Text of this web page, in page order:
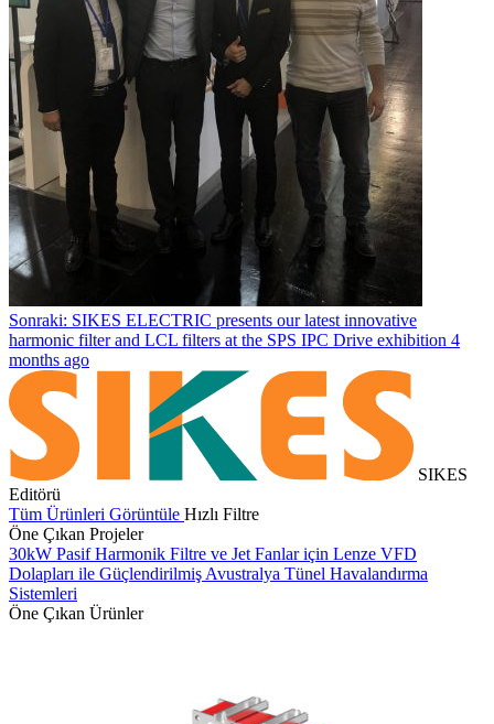
Sonraki: SIKES ELECTRIC presents our latest innovative
harmonic filter and LCL filters at the SPS IPC Drive exhibition 4
months ago
SIKES
Editörü
Tüm Ürünleri Görüntüle Hızlı Filtre
Öne Çıkan Projeler
30kW Pasif Harmonik Filtre ve Jet Fanlar için Lenze VFD
Dolapları ile Güçlendirilmiş Avustralya Tünel Havalandırma
Sistemleri
Öne Çıkan Ürünler